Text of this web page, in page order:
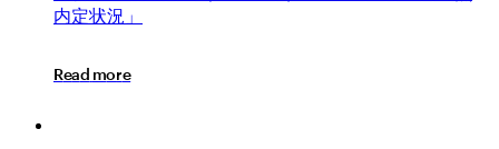
職
セ
内定状況 」
Read more